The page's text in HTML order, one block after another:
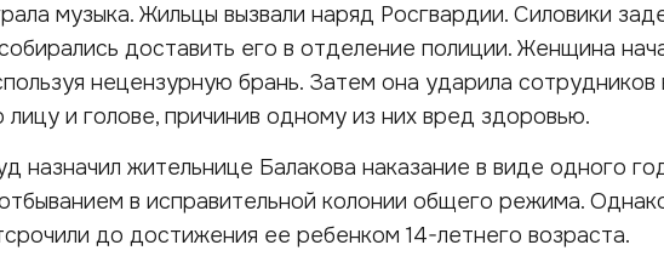
музыка. Жильцы вызвали наряд Росгвардии. Силовики
доставить его в отделение полиции. Женщина
нецензурную брань. Затем она ударила
лицу и голове, причинив одному из них вред здоровью.
назначил жительнице Балакова наказание в виде одного
в исправительной колонии общего режима.
до достижения ее ребенком 14-летнего возраста.